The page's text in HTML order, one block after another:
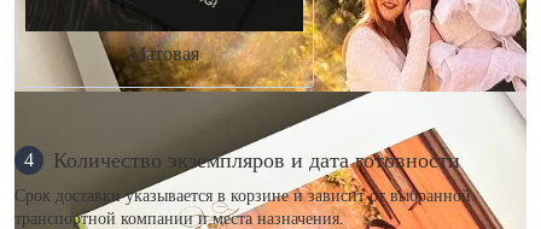
Матовая
4 Количество экземпляров и дата готовности
Срок доставки указывается в корзине и зависит от выбранной
транспортной компании и места назначения.